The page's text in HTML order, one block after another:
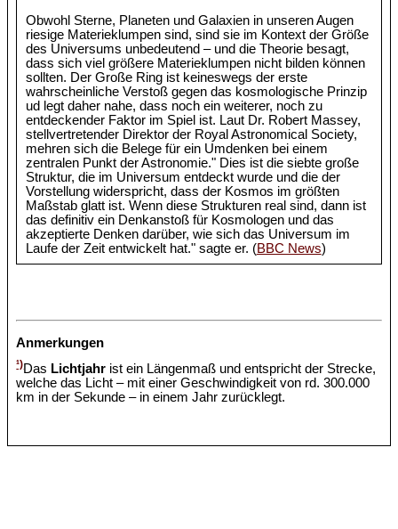
Obwohl Sterne, Planeten und Galaxien in unseren Augen
riesige Materieklumpen sind, sind sie im Kontext der Größe
des Universums unbedeutend – und die Theorie besagt,
dass sich viel größere Materieklumpen nicht bilden können
sollten. Der Große Ring ist keineswegs der erste
wahrscheinliche Verstoß gegen das kosmologische Prinzip
ud legt daher nahe, dass noch ein weiterer, noch zu
entdeckender Faktor im Spiel ist. Laut Dr. Robert Massey,
stellvertretender Direktor der Royal Astronomical Society,
mehren sich die Belege für ein Umdenken bei einem
zentralen Punkt der Astronomie." Dies ist die siebte große
Struktur, die im Universum entdeckt wurde und die der
Vorstellung widerspricht, dass der Kosmos im größten
Maßstab glatt ist. Wenn diese Strukturen real sind, dann ist
das definitiv ein Denkanstoß für Kosmologen und das
akzeptierte Denken darüber, wie sich das Universum im
Laufe der Zeit entwickelt hat." sagte er. (BBC News)
Anmerkungen
¹)Das Lichtjahr ist ein Längenmaß und entspricht der Strecke,
welche das Licht – mit einer Geschwindigkeit von rd. 300.000
km in der Sekunde – in einem Jahr zurücklegt.